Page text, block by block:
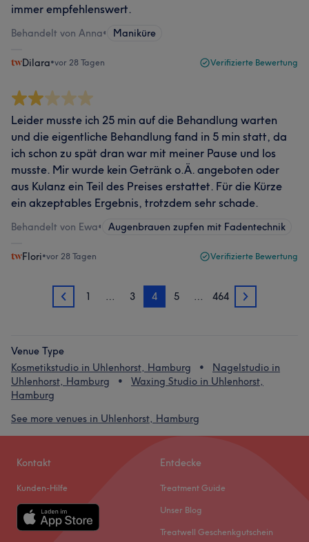
immer empfehlenswert.
Behandelt von Anna• Maniküre
Dilara•vor 28 Tagen Verifizierte Bewertung
Leider musste ich 25 min auf die Behandlung warten
und die eigentliche Behandlung fand in 5 min statt, da
ich schon zu spät dran war mit meiner Pause und los
musste. Mir wurde kein Getränk o.Ä. angeboten oder
aus Kulanz ein Teil des Preises erstattet. Für die Kürze
ein akzeptables Ergebnis, trotzdem sehr schade.
Behandelt von Ewa• Augenbrauen zupfen mit Fadentechnik
Flori•vor 28 Tagen Verifizierte Bewertung
3 1 … 3 4 5 … 464 5
Venue Type
Kosmetikstudio in Uhlenhorst, Hamburg
Nagelstudio in
Uhlenhorst, Hamburg
Waxing Studio in Uhlenhorst,
Hamburg
See more venues in Uhlenhorst, Hamburg
Kontakt
Kunden-Hilfe
Entdecke
Treatment Guide
Unser Blog
Treatwell Geschenkgutschein